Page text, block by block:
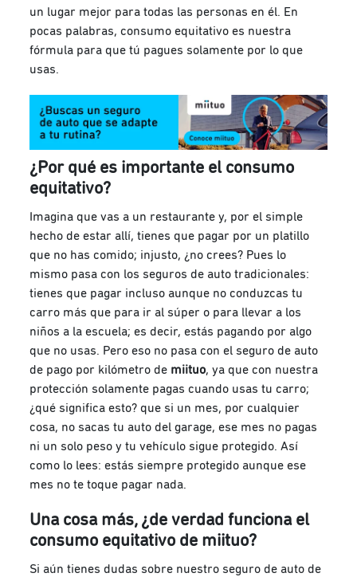
un lugar mejor para todas las personas en él. En
pocas palabras, consumo equitativo es nuestra
fórmula para que tú pagues solamente por lo que
usas.
¿Por qué es importante el consumo
equitativo?
Imagina que vas a un restaurante y, por el simple
hecho de estar allí, tienes que pagar por un platillo
que no has comido; injusto, ¿no crees? Pues lo
mismo pasa con los seguros de auto tradicionales:
tienes que pagar incluso aunque no conduzcas tu
carro más que para ir al súper o para llevar a los
niños a la escuela; es decir, estás pagando por algo
que no usas. Pero eso no pasa con el seguro de auto
de pago por kilómetro de miituo, ya que con nuestra
protección solamente pagas cuando usas tu carro;
¿qué significa esto? que si un mes, por cualquier
cosa, no sacas tu auto del garage, ese mes no pagas
ni un solo peso y tu vehículo sigue protegido. Así
como lo lees: estás siempre protegido aunque ese
mes no te toque pagar nada.
Una cosa más, ¿de verdad funciona el
consumo equitativo de miituo?
Si aún tienes dudas sobre nuestro seguro de auto de